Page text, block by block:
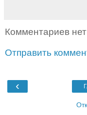
Комментариев
Отправить
‹